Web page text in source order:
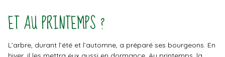
ET AU PRINTEMPS ?
L’arbre, durant l’été et l’automne, a préparé ses bourgeons. En